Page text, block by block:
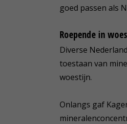
goed passen als
Roepende in
Diverse
toestaan van
woestijn.
Onlangs gaf